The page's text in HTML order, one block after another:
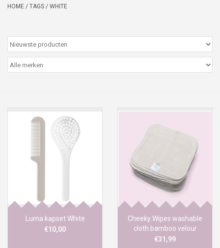
Boekjes
kaartjes
Cadeaubon
HOME / TAGS / WHITE
Luma kapset White
€10,00
Cheeky Wipes washable
cloth bamboo velour
baby wipes Nature white
€31,99